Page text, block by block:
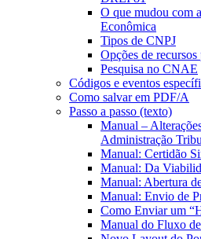
O que mudou com
Econômica
Tipos de CNPJ
Opções de recursos
Pesquisa no CNAE
Códigos e eventos
Como salvar em PDF/A
Passo a passo (texto)
Manual –
Administração
Manual: Certidão
Manual: Da
Manual: Abertura
Manual: Envio de
Como Enviar um
Manual do Fluxo